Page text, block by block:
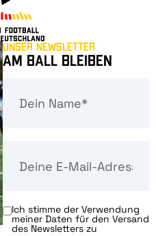
Unser Newsletter
Am Ball bleiben
Ich stimme der Verwendung
meiner Daten für den Versand
des Newsletters zu